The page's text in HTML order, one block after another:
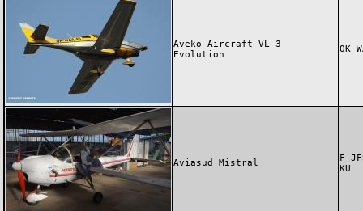
Aveko Aircraft VL-3
Evolution
OK-
Aviasud Mistral
F-
KU